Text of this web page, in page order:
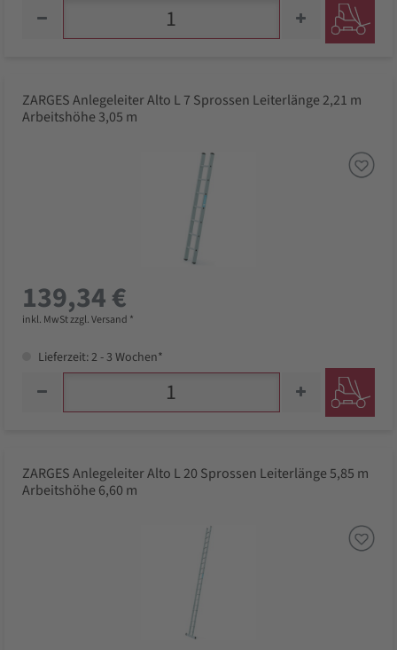
ZARGES Anlegeleiter Alto L 7 Sprossen Leiterlänge 2,21 m
Arbeitshöhe 3,05 m
139,34 €
inkl. MwSt zzgl. Versand *
Lieferzeit: 2 - 3 Wochen*
ZARGES Anlegeleiter Alto L 20 Sprossen Leiterlänge 5,85 m
Arbeitshöhe 6,60 m